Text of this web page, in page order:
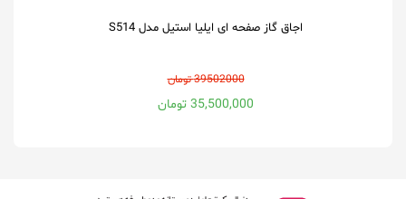
اجاق گاز صفحه ای ایلیا استیل مدل S514
39502000 تومان
35,500,000 تومان